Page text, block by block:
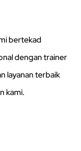
bertekad
dengan trainer
layanan terbaik
kami.